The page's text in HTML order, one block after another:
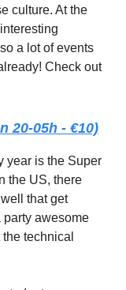
culture. At the
a lot of events
Check out
20-05h - €10)
year is the Super
the US, there
that get
party awesome
technical